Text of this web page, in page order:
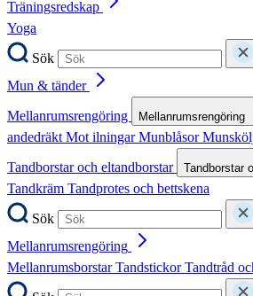
Träningsredskap
Yoga
Sök
Mun & tänder
Mellanrumsrengöring
Mellanrumsrengöring
andedräktMot ilningarMunblåsor
Tandborstar och eltandborstar
Tandborstar
Tandkräm Tandprotes och bettskena
Sök
Mellanrumsrengöring
MellanrumsborstarTandstickorTandtråd